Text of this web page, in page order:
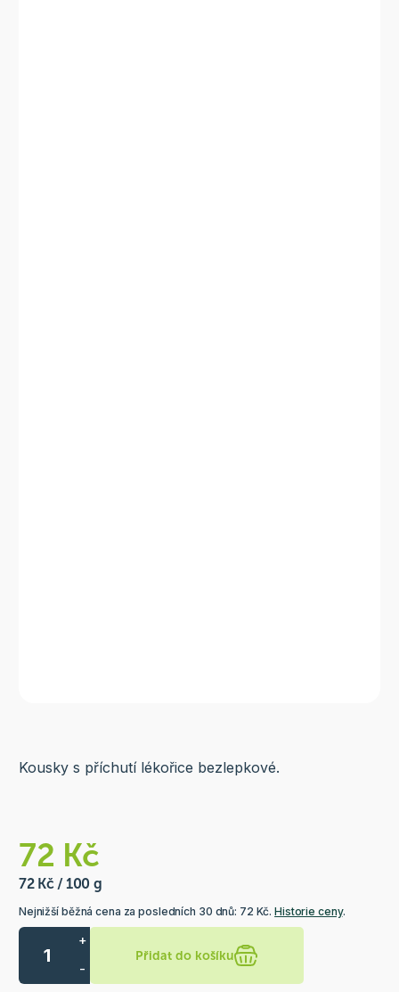
Kousky s příchutí lékořice bezlepkové.
72 Kč
72 Kč / 100 g
Nejnižší běžná cena za posledních 30 dnů: 72 Kč.Historie ceny.
+
-
Přidat do košíku